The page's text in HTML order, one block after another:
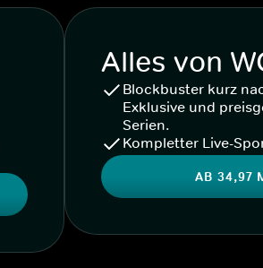
Alles von
Blockbuster kurz
Exklusive und
Serien.
Kompletter Live-
AB 34,97